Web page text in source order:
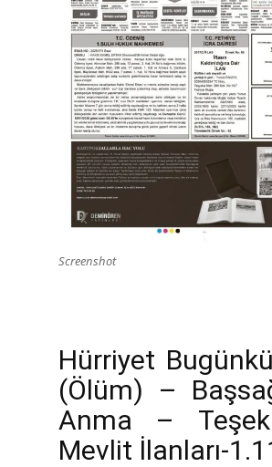
Screenshot
Hürriyet
(Ölüm) –
Anma –
Mevlit İlanları-